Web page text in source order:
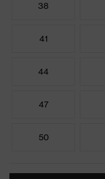
38
41
44
47
50